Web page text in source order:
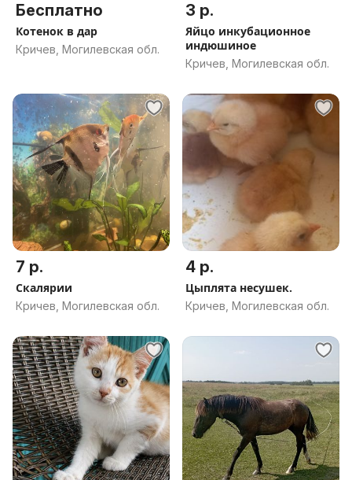
Бесплатно
Котенок в дар
Кричев, Могилевская обл.
3 р.
Яйцо инкубационное
индюшиное
Кричев, Могилевская обл.
7 р.
Скалярии
Кричев, Могилевская обл.
4 р.
Цыплята несушек.
Кричев, Могилевская обл.